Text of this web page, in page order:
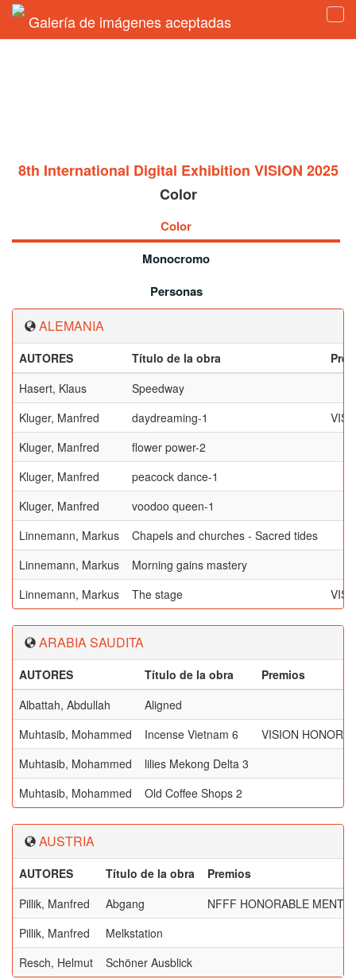
Galería de imágenes aceptadas
8th International Digital Exhibition VISION 2025
Color
Color
Monocromo
Personas
ALEMANIA
AUTORES Título de la obra
Hasert, Klaus
Speedway
Kluger, Manfred
daydreaming-1
Kluger, Manfred
flower power-2
Kluger, Manfred
peacock dance-1
Kluger, Manfred
voodoo queen-1
Linnemann, Markus
Chapels and churches - Sacred tides
Linnemann, Markus
Morning gains mastery
Linnemann, Markus
The stage
ARABIA SAUDITA
AUTORES Título de la obra
Premios
Albattah, Abdullah
Aligned
Muhtasib, Mohammed
Incense Vietnam 6
VISION
Muhtasib, Mohammed
lilies Mekong Delta 3
Muhtasib, Mohammed
Old Coffee Shops 2
AUSTRIA
AUTORES Título de la obra
Premios
Pillik, Manfred
Abgang
NFFF HONORABLE
Pillik, Manfred
Melkstation
Resch, Helmut
Schöner Ausblick